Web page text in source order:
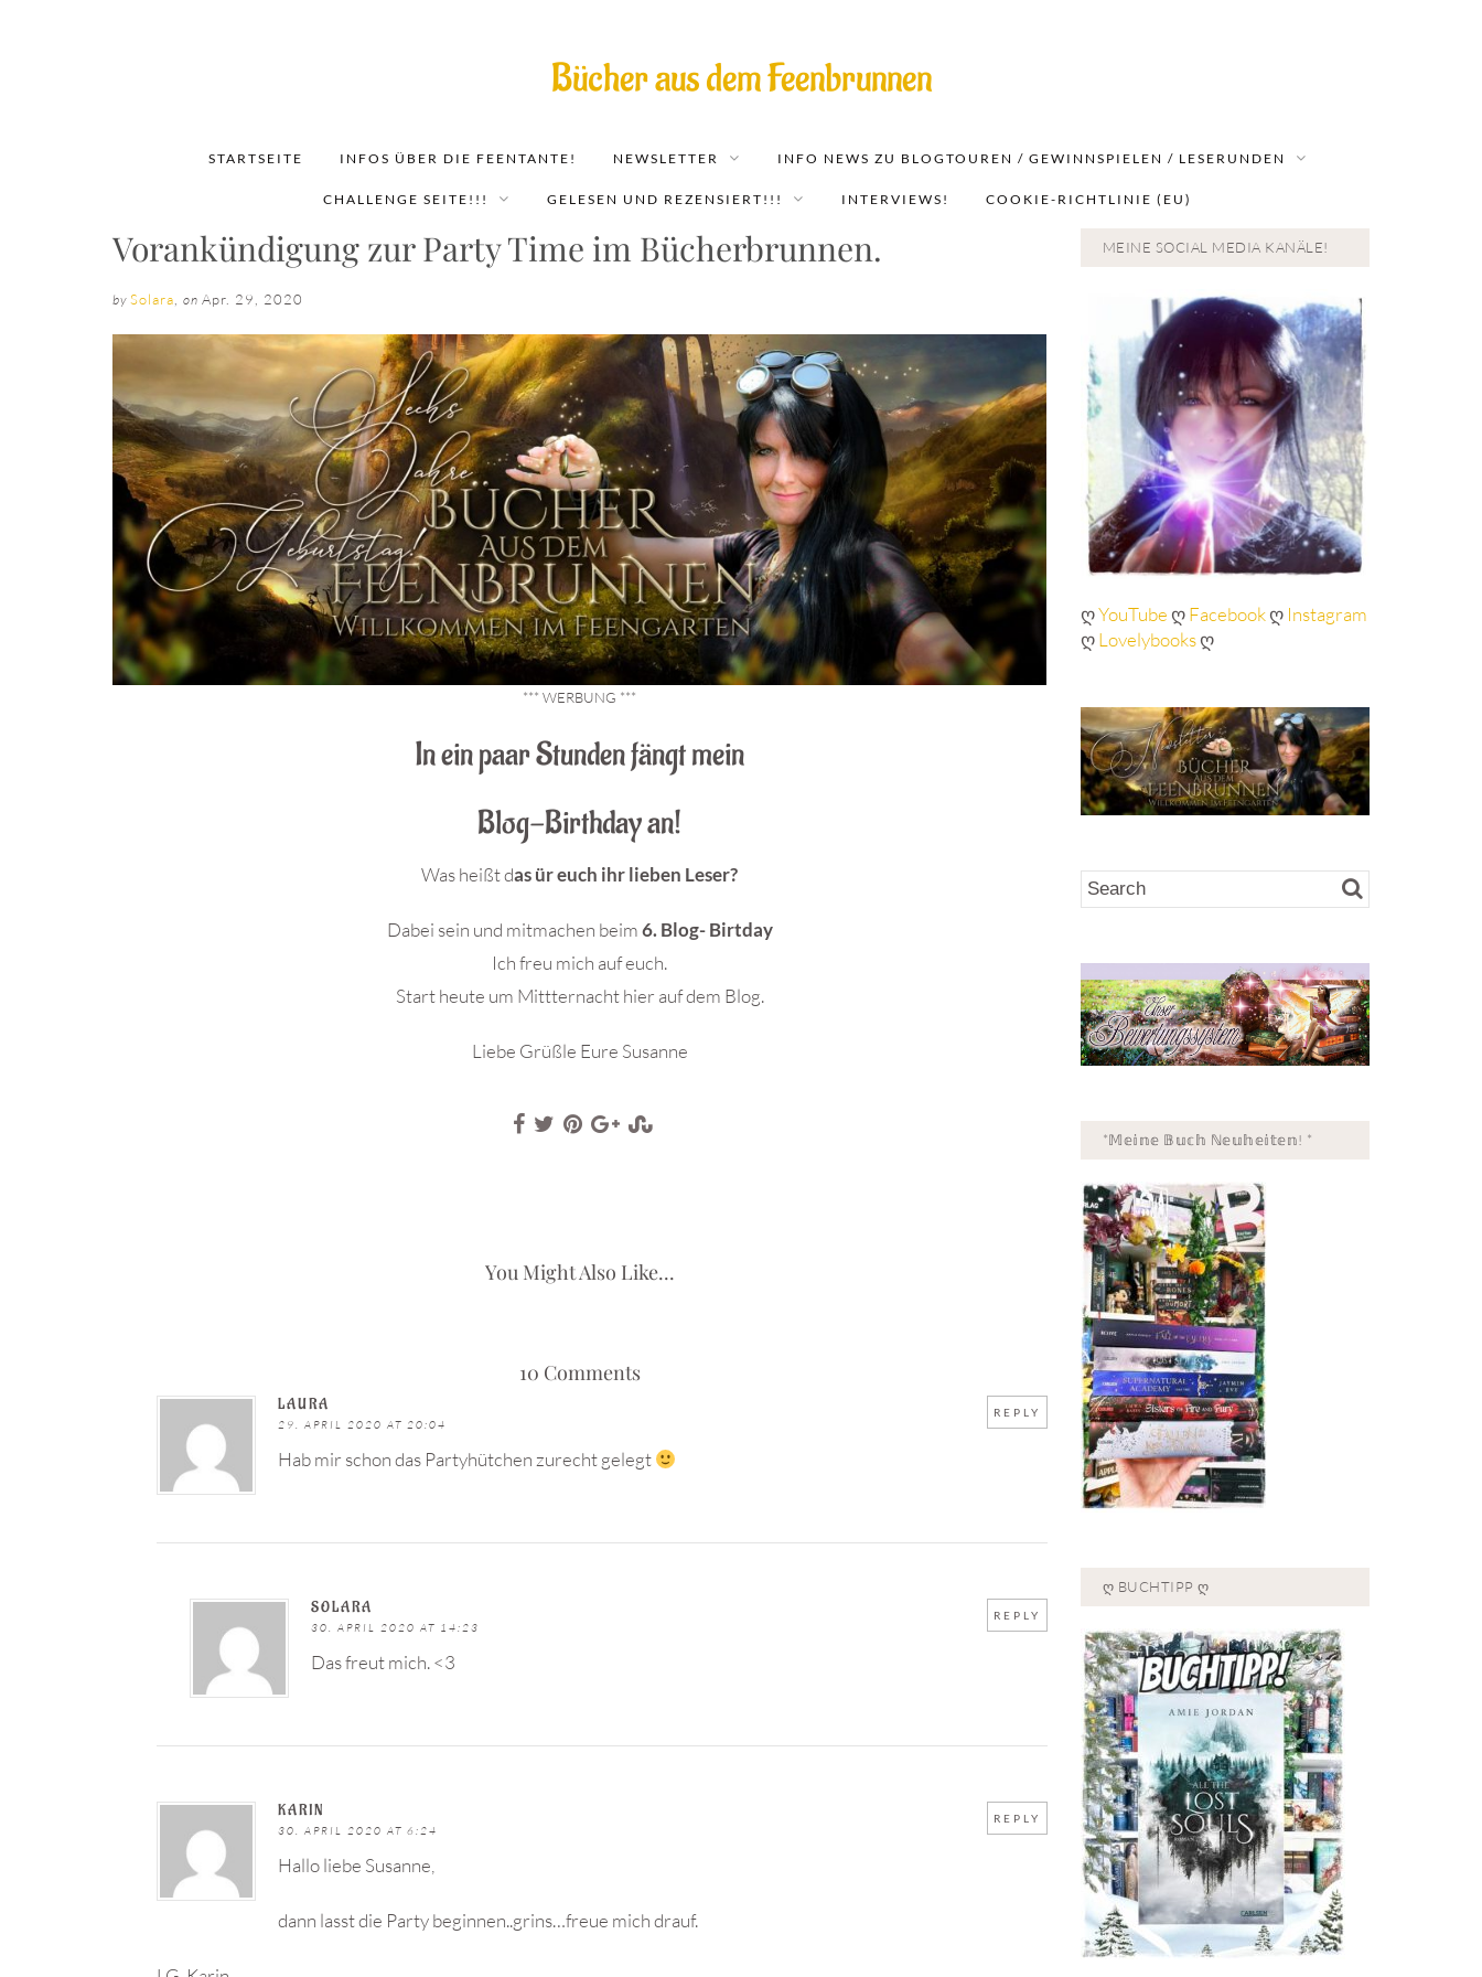
Bücher aus dem Feenbrunnen
STARTSEITE INFOS ÜBER DIE FEENTANTE! NEWSLETTER INFO NEWS ZU BLOGTOUREN / GEWINNSPIELEN / LESERUNDEN
CHALLENGE SEITE!!! GELESEN UND REZENSIERT!!! INTERVIEWS! COOKIE-RICHTLINIE (EU)
Vorankündigung zur Party Time im Bücherbrunnen.
by Solara on Apr. 29, 2020
*** WERBUNG ***
In ein paar Stunden fängt mein
Blog-Birthday an!
Was heißt das ür euch ihr lieben Leser?
Dabei sein und mitmachen beim6. Blog- Birtday
Ich freu mich auf euch.
Start heute um Mittternacht hier auf dem Blog.
Liebe Grüßle Eure Susanne
You Might Also Like...
10 Comments
LAURA
29. APRIL 2020 AT 20:04
Hab mir schon das Partyhütchen zurecht gelegt
REPLY
SOLARA
30. APRIL 2020 AT 14:23
Das freut mich. <3
REPLY
KARIN
30. APRIL 2020 AT 6:24
Hallo liebe Susanne,
dann lasst die Party beginnen..grins…freue mich drauf.
REPLY
MEINE SOCIAL MEDIA KANÄLE!
ღYouTubeღFacebookღ Instagram
ღLovelybooksღ
*𝕄𝕖𝕚𝕟𝕖 𝔹𝕦𝕔𝕙 ℕ𝕖𝕦𝕙𝕖𝕚𝕥𝕖𝕟! *
Ღ BUCHTIPP Ღ